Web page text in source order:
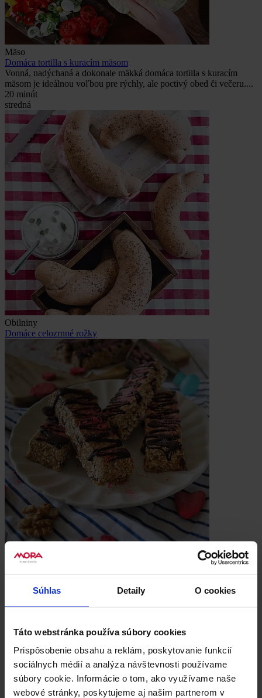
Súhlas Detaily O cookies
Táto webstránka používa súbory cookies
Prispôsobenie obsahu a reklám, poskytovanie funkcií
sociálnych médií a analýza návštevnosti používame
súbory cookie. Informácie o tom, ako využívame naše
webové stránky, poskytujeme aj našim partnerom v
Mäso
Domáca tortilla s kuracím mäsom
Vonná, nadýchaná a dokonale mäkká domáca tortilla s kuracím
mäsom je ideálnou voľbou pre rýchly, ale poctivý obed či večeru....
20 minút
stredná
Obilniny
Domáce celozrnné rožky
Obilniny
Domáce proteínové tyčinky bez cukru
2 hodiny (v chladničke)